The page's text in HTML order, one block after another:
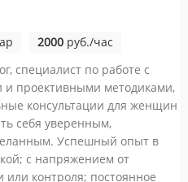
2000 руб./час
специалист по работе с
и проективными методиками,
консультации для женщин
себя уверенным,
Успешный опыт в
с напряжением от
или контроля; постоянное